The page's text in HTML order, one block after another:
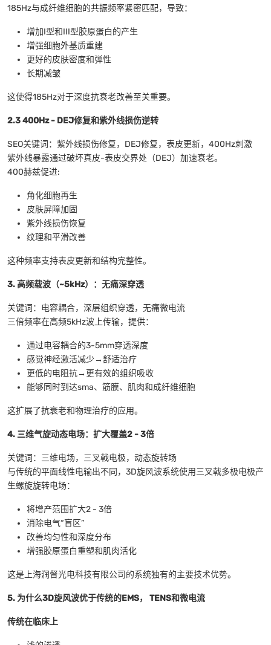
185Hz与成纤维细胞的共振频率紧密匹配，导致：
增加I型和III型胶原蛋白的产生
增强细胞外基质重建
更好的皮肤密度和弹性
长期减皱
这使得185Hz对于深度抗衰老改善至关重要。
2.3 400Hz - DEJ修复和紫外线损伤逆转
SEO关键词：紫外线损伤修复，DEJ修复，表皮更新，400Hz刺激
紫外线暴露通过破坏真皮-表皮交界处（DEJ）加速衰老。
400赫兹促进:
角化细胞再生
皮肤屏障加固
紫外线损伤恢复
纹理和平滑改善
这种频率支持表皮更新和结构完整性。
3. 高频载波（~5kHz）：无痛深穿透
关键词：电容耦合，深层组织穿透，无痛微电流
三倍频率在高频5kHz波上传输，提供：
通过电容耦合的3-5mm穿透深度
感觉神经激活减少→舒适治疗
更低的电阻抗→更有效的组织吸收
能够同时到达sma、筋膜、肌肉和成纤维细胞
这扩展了抗衰老和物理治疗的应用。
4. 三维气旋动态电场：扩大覆盖2 - 3倍
关键词：三维电场，三叉戟电极，动态旋转场
与传统的平面线性电输出不同，3D旋风波系统使用三叉戟多极电极产
生螺旋旋转电场：
将增产范围扩大2 - 3倍
消除电气“盲区”
改善均匀性和深度分布
增强胶原蛋白重塑和肌肉活化
这是上海润督光电科技有限公司的系统独有的主要技术优势。
5. 为什么3D旋风波优于传统的EMS， TENS和微电流
传统在临床上